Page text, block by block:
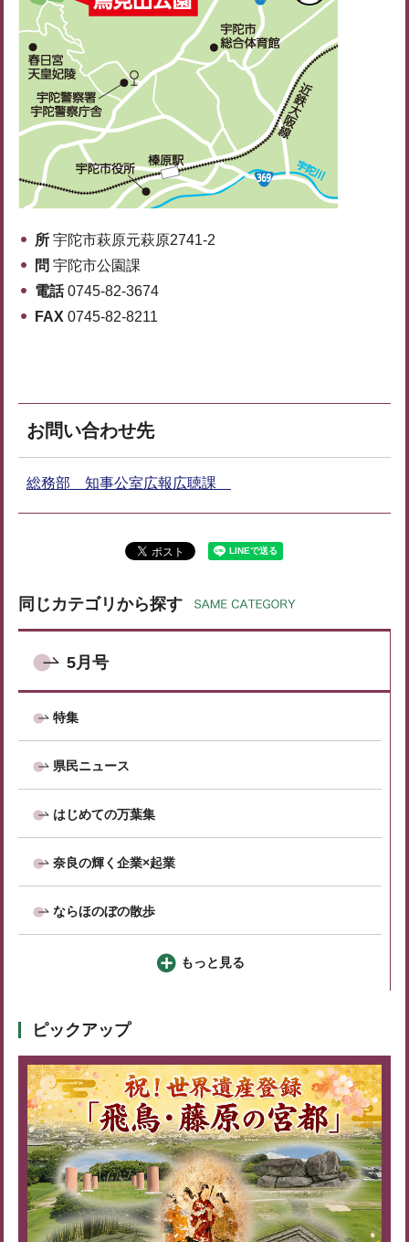
所 宇陀市萩原元萩原2741-2
問 宇陀市公園課
電話0745-82-3674
FAX 0745-82-8211
お問い合わせ先
総務部 知事公室広報広聴課
同じカテゴリから探す
5月号
特集
県民ニュース
はじめての万葉集
奈良の輝く企業×起業
ならほのぼの散歩
もっと見る
ピックアップ